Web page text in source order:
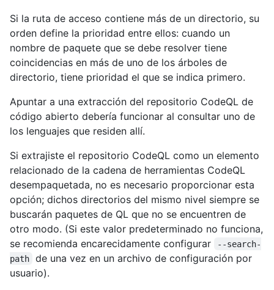
Si la ruta de acceso contiene más de un directorio, su
orden define la prioridad entre ellos: cuando un
nombre de paquete que se debe resolver tiene
coincidencias en más de uno de los árboles de
directorio, tiene prioridad el que se indica primero.
Apuntar a una extracción del repositorio CodeQL de
código abierto debería funcionar al consultar uno de
los lenguajes que residen allí.
Si extrajiste el repositorio CodeQL como un elemento
relacionado de la cadena de herramientas CodeQL
desempaquetada, no es necesario proporcionar esta
opción; dichos directorios del mismo nivel siempre se
buscarán paquetes de QL que no se encuentren de
otro modo. (Si este valor predeterminado no funciona,
se recomienda encarecidamente configurar
--search-
path
de una vez en un archivo de configuración por
usuario).